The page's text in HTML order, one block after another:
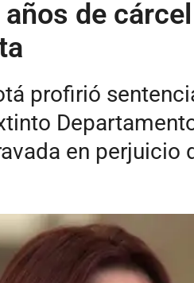
de
profirió
en perjuicio